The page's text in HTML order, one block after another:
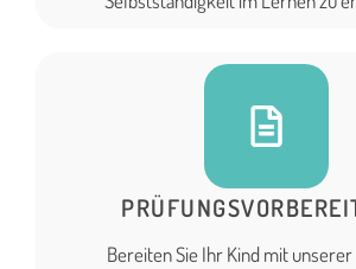
Bereiten Sie Ihr Kind mit